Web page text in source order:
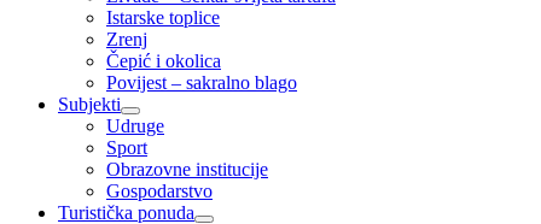
Istarske toplice
Zrenj
Čepić i okolica
Povijest – sakralno blago
Subjekti
Udruge
Sport
Obrazovne institucije
Gospodarstvo
Turistička ponuda